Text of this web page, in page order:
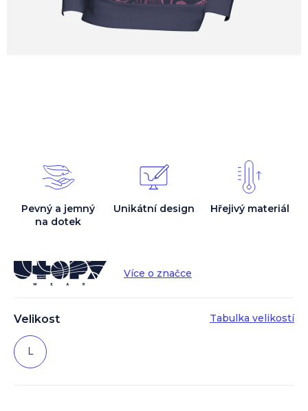
Velikost Tabulka velikostí
L
Více o značce
Pevný a jemný
na dotek
Unikátní design Hřejivý materiál